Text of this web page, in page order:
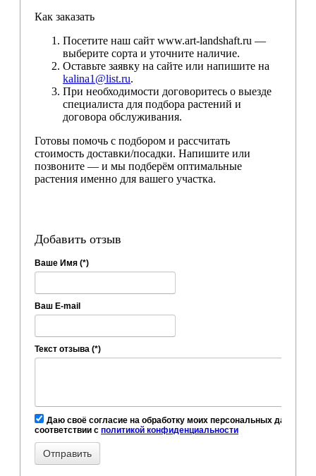
Как заказать
Посетите наш сайт www.art-landshaft.ru —
выберите сорта и уточните наличие.
Оставьте заявку на сайте или напишите на
kalina1@list.ru.
При необходимости договоритесь о выезде
специалиста для подбора растений и
договора обслуживания.
Готовы помочь с подбором и рассчитать
стоимость доставки/посадки. Напишите или
позвоните — и мы подберём оптимальные
растения именно для вашего участка.
Добавить отзыв
Ваше Имя (*)
Ваш E-mail
Текст отзыва (*)
Даю своё согласие на обработку моих персональных данных, в
соответствии с политикой конфиденциальности